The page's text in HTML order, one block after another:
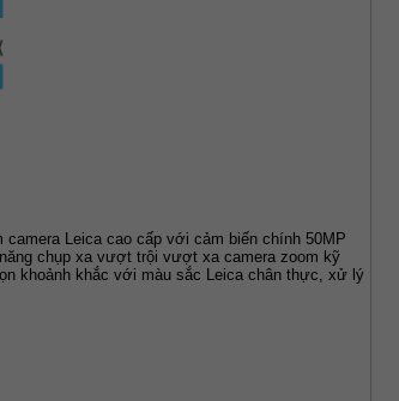
Leica cao cấp với cảm biến chính 50MP
chụp xa vượt trội vượt xa camera zoom kỹ
khoảnh khắc với màu sắc Leica chân thực, xử lý